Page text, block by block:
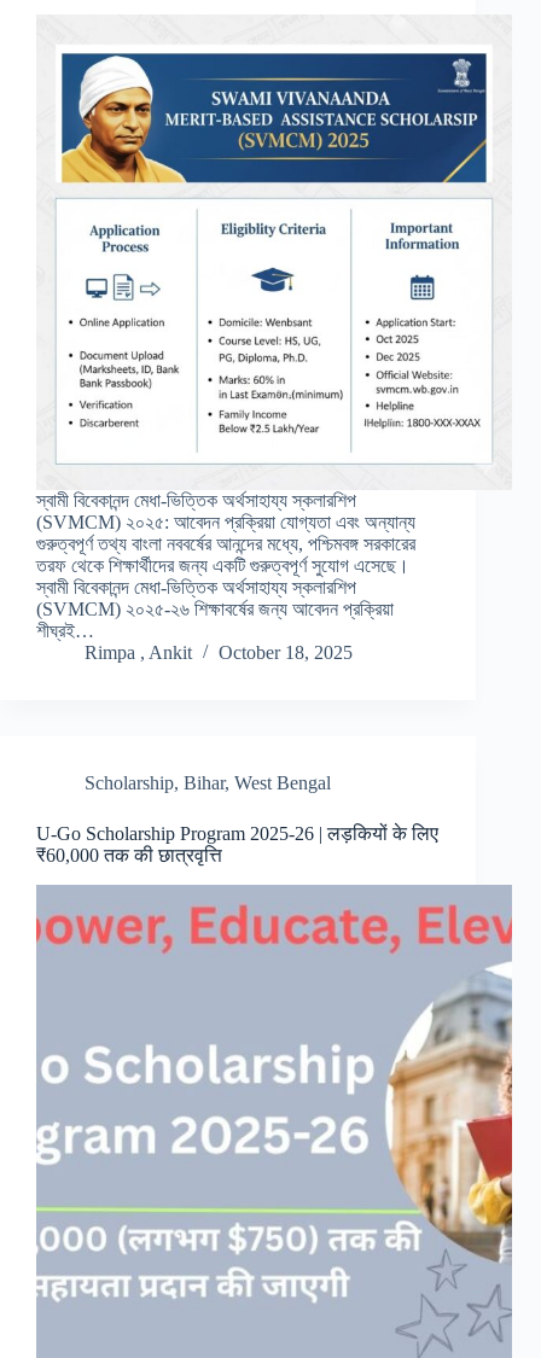
স্বামী বিবেকানন্দ মেধা-ভিত্তিক অর্থসাহায্য স্কলারশিপ
(SVMCM) ২০২৫: আবেদন প্রক্রিয়া যোগ্যতা এবং অন্যান্য
গুরুত্বপূর্ণ তথ্য বাংলা নববর্ষের আনন্দের মধ্যে, পশ্চিমবঙ্গ সরকারের
তরফ থেকে শিক্ষার্থীদের জন্য একটি গুরুত্বপূর্ণ সুযোগ এসেছে।
স্বামী বিবেকানন্দ মেধা-ভিত্তিক অর্থসাহায্য স্কলারশিপ
(SVMCM) ২০২৫-২৬ শিক্ষাবর্ষের জন্য আবেদন প্রক্রিয়া
শীঘ্রই…
Rimpa , Ankit
October 18, 2025
Scholarship, Bihar, West Bengal
U-Go Scholarship Program 2025-26 | लड़कियों के लिए
₹60,000 तक की छात्रवृत्ति